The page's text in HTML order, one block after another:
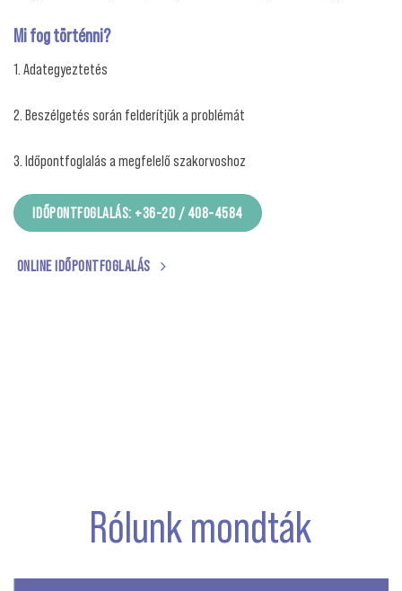
Mi fog történni?
1. Adategyeztetés
2. Beszélgetés során felderítjük a problémát
3. Időpontfoglalás a megfelelő szakorvoshoz
IDŐPONTFOGLALÁS: +36-20 / 408-4584
ONLINE IDŐPONTFOGLALÁS
Rólunk mondták